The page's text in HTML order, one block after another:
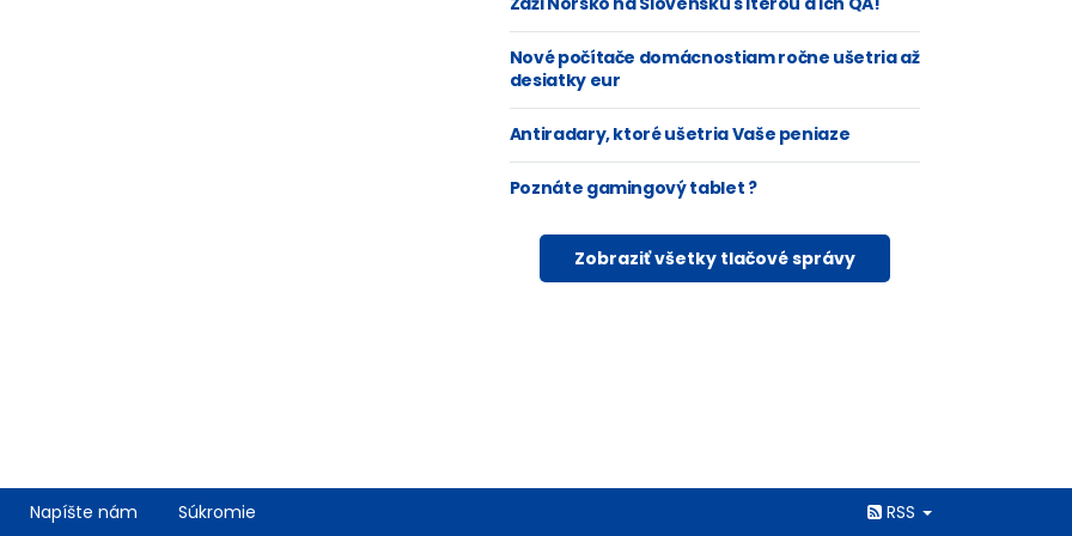
Nové počítače domácnostiam ročne ušetria až
desiatky eur
Antiradary, ktoré ušetria Vaše peniaze
Poznáte gamingový tablet ?
Zobraziť všetky tlačové správy
Napíšte nám Súkromie RSS